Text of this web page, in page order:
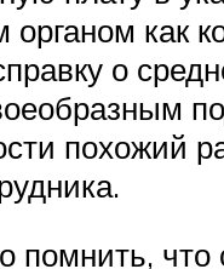
как
о
похожий
помнить,